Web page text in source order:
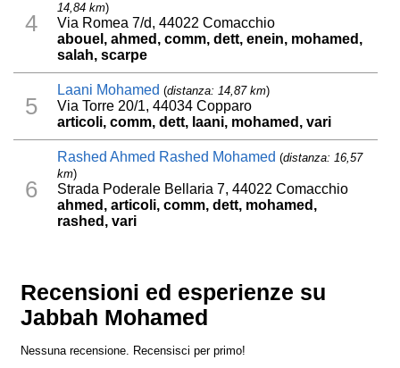
4
14,84 km)
Via Romea 7/d, 44022 Comacchio
abouel, ahmed, comm, dett, enein, mohamed,
salah, scarpe
5
Laani Mohamed (distanza: 14,87 km)
Via Torre 20/1, 44034 Copparo
articoli, comm, dett, laani, mohamed, vari
6
Rashed Ahmed Rashed Mohamed (distanza: 16,57
km)
Strada Poderale Bellaria 7, 44022 Comacchio
ahmed, articoli, comm, dett, mohamed,
rashed, vari
Recensioni ed esperienze su
Jabbah Mohamed
Nessuna recensione. Recensisci per primo!